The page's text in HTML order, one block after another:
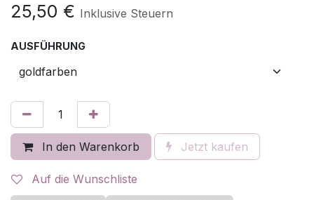
25,50 € Inklusive Steuern
AUSFÜHRUNG
In den Warenkorb Jetzt kaufen
Auf die Wunschliste